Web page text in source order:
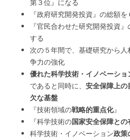
第３位』になる
『政府研究開発投資』の総額
『官民合わせた研究開発投資
する
次の５年間で、基礎研究から
争力の強化
優れた科学技術・イノベーショ
であると同時に、 安全保障上の
欠な基盤
『技術領域の戦略的重点化』
『科学技術の国家安全保障と
科学技術・イノベーション政策